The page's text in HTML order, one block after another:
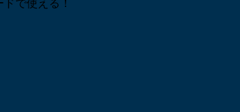
で使える！